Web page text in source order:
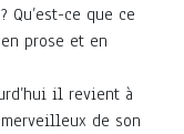
ce que ce
prose et en
il revient à
de son